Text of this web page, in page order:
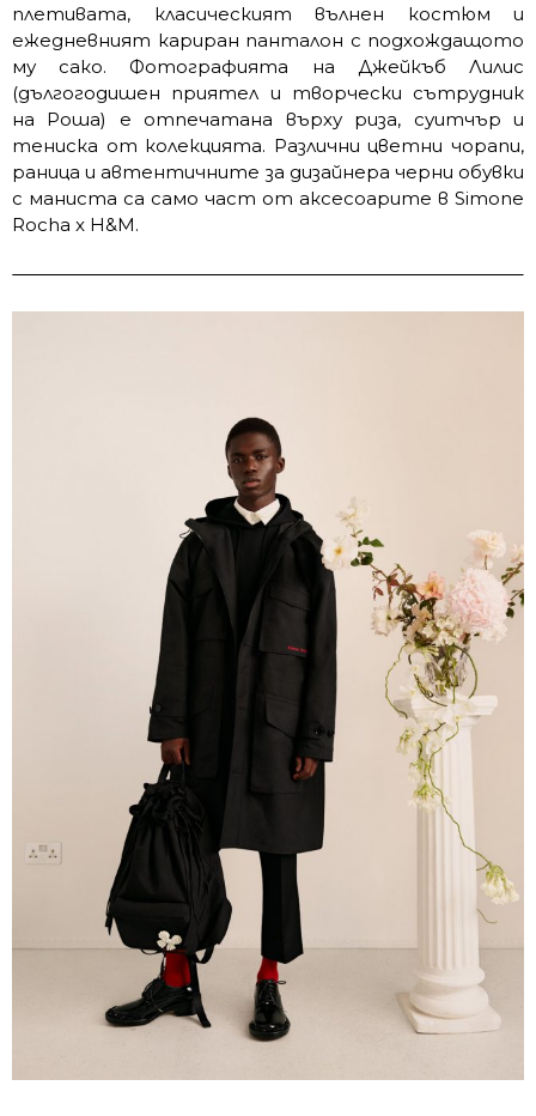
плетивата, класическият вълнен костюм и
ежедневният кариран панталон с подхождащото
му сако. Фотографията на Джейкъб Лилис
(дългогодишен приятел и творчески сътрудник
на Роша) е отпечатана върху риза, суитчър и
тениска от колекцията. Различни цветни чорапи,
раница и автентичните за дизайнера черни обувки
с маниста са само част от аксесоарите в Simone
Rocha x H&M.